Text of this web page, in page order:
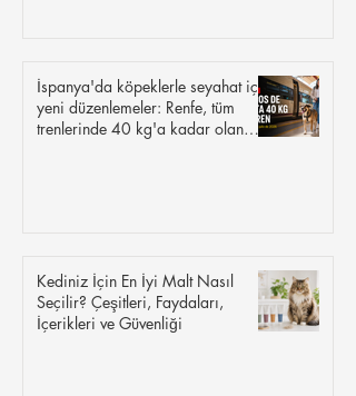
İspanya'da köpeklerle seyahat için
yeni düzenlemeler: Renfe, tüm
trenlerinde 40 kg'a kadar olan
Kediniz İçin En İyi Malt Nasıl
Seçilir? Çeşitleri, Faydaları,
İçerikleri ve Güvenliği